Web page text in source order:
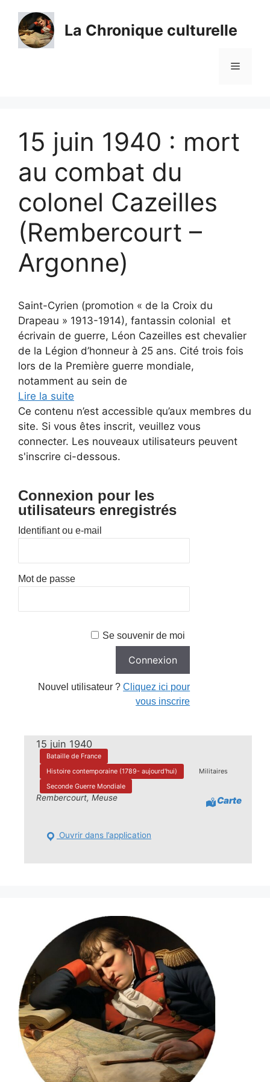
contenu
La Chronique culturelle
Menu
15 juin 1940 : mort
au combat du
colonel Cazeilles
(Rembercourt –
Argonne)
Saint-Cyrien (promotion « de la Croix du
Drapeau » 1913-1914), fantassin colonial et
écrivain de guerre, Léon Cazeilles est chevalier
de la Légion d’honneur à 25 ans. Cité trois fois
lors de la Première guerre mondiale,
notamment au sein de
Lire la suite
Ce contenu n’est accessible qu’aux membres du
site. Si vous êtes inscrit, veuillez vous
connecter. Les nouveaux utilisateurs peuvent
s'inscrire ci-dessous.
Connexion pour les
utilisateurs enregistrés
Identifiant ou e-mail
Mot de passe
Se souvenir de moi
Nouvel utilisateur ?Cliquez ici pour
vous inscrire
15 juin 1940
Bataille de France
Histoire contemporaine (1789- aujourd'hui)
Militaires
Seconde Guerre Mondiale
Rembercourt, Meuse Carte
Ouvrir dans l’application